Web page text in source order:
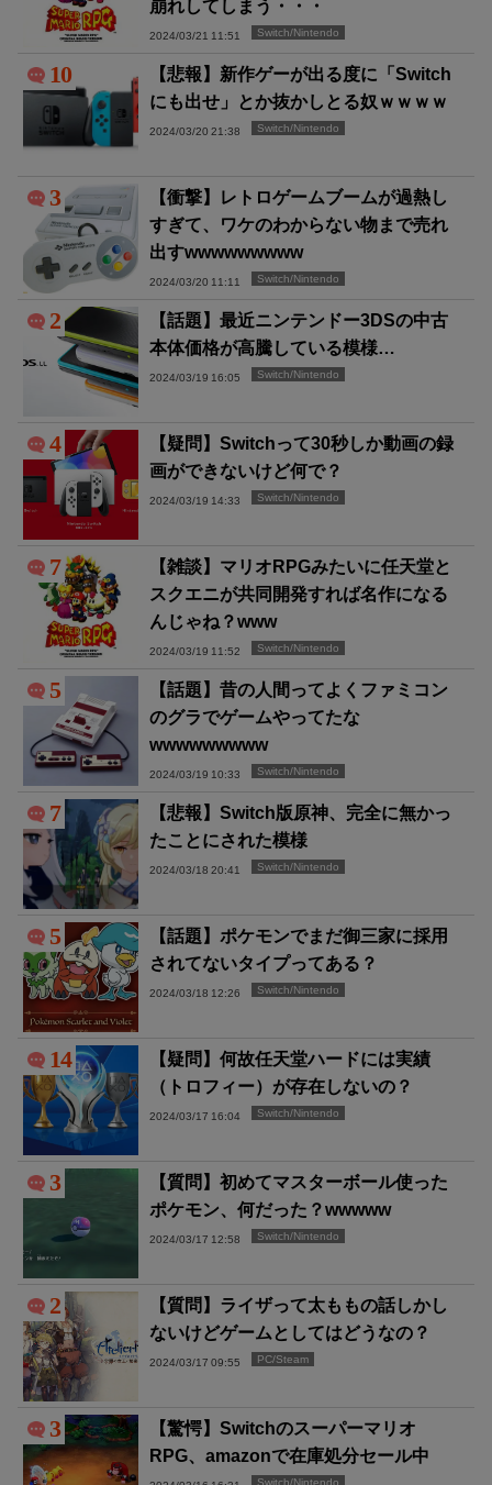
崩れしてしまう・・・
2024/03/21 11:51 Switch/Nintendo
10
【悲報】新作ゲーが出る度に「Switch
にも出せ」とか抜かしとる奴ｗｗｗｗ
2024/03/20 21:38 Switch/Nintendo
3
【衝撃】レトロゲームブームが過熱し
すぎて、ワケのわからない物まで売れ
出すwwwwwwwww
2024/03/20 11:11 Switch/Nintendo
2
【話題】最近ニンテンドー3DSの中古
本体価格が高騰している模様…
2024/03/19 16:05 Switch/Nintendo
4
【疑問】Switchって30秒しか動画の録
画ができないけど何で？
2024/03/19 14:33 Switch/Nintendo
7
【雑談】マリオRPGみたいに任天堂と
スクエニが共同開発すれば名作になる
んじゃね？www
2024/03/19 11:52 Switch/Nintendo
5
【話題】昔の人間ってよくファミコン
のグラでゲームやってたな
wwwwwwwww
2024/03/19 10:33 Switch/Nintendo
7
【悲報】Switch版原神、完全に無かっ
たことにされた模様
2024/03/18 20:41 Switch/Nintendo
5
【話題】ポケモンでまだ御三家に採用
されてないタイプってある？
2024/03/18 12:26 Switch/Nintendo
14
【疑問】何故任天堂ハードには実績
（トロフィー）が存在しないの？
2024/03/17 16:04 Switch/Nintendo
3
【質問】初めてマスターボール使った
ポケモン、何だった？wwwww
2024/03/17 12:58 Switch/Nintendo
2
【質問】ライザって太ももの話しかし
ないけどゲームとしてはどうなの？
2024/03/17 09:55 PC/Steam
3
【驚愕】Switchのスーパーマリオ
RPG、amazonで在庫処分セール中
Switch/Nintendo